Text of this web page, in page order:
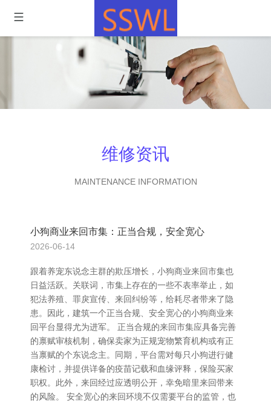
维修资讯
MAINTENANCE INFORMATION
小狗商业来回市集：正当合规，安全宽心
2026-06-14
跟着养宠东说念主群的欺压增长，小狗商业来回市集也
日益活跃。关联词，市集上存在的一些不表率举止，如
犯法养殖、罪戾宣传、来回纠纷等，给耗尽者带来了隐
患。因此，建筑一个正当合规、安全宽心的小狗商业来
回平台显得尤为进军。 正当合规的来回市集应具备完善
的禀赋审核机制，确保卖家为正规宠物繁育机构或有正
当禀赋的个东说念主。同期，平台需对每只小狗进行健
康检讨，并提供详备的疫苗记载和血缘评释，保险买家
职权。此外，来回经过应透明公开，幸免暗里来回带来
的风险。 安全宽心的来回环境不仅需要平台的监管，也